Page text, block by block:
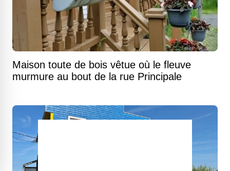
Maison toute de bois vêtue où le fleuve
murmure au bout de la rue Principale